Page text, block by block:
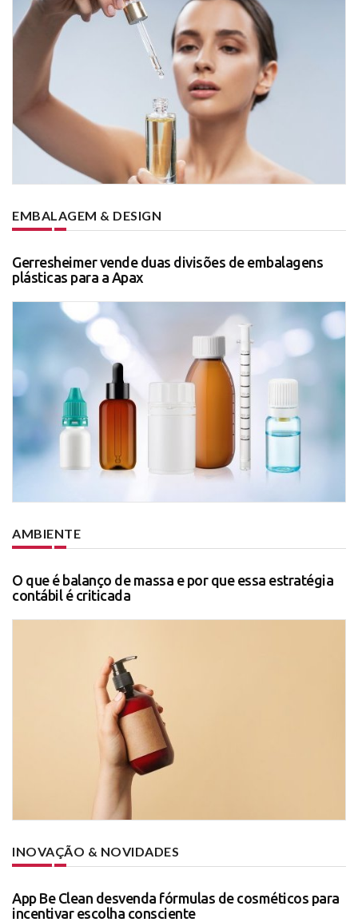
EMBALAGEM & DESIGN
Gerresheimer vende duas divisões de embalagens
plásticas para a Apax
AMBIENTE
O que é balanço de massa e por que essa estratégia
contábil é criticada
INOVAÇÃO & NOVIDADES
App Be Clean desvenda fórmulas de cosméticos para
incentivar escolha consciente